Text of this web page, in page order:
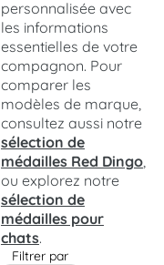
personnalisée avec
les informations
essentielles de votre
compagnon. Pour
comparer les
modèles de marque,
consultez aussi notre
sélection de
médailles Red Dingo,
ou explorez notre
sélection de
médailles pour
chats.
Filtrer par